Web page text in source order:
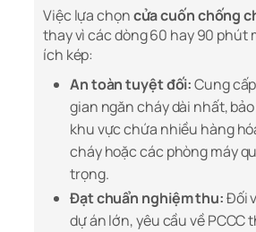
Việc lựa chọncửa cuốn chống
thay vì các dòng 60 hay 90 phút
ích kép:
An toàn tuyệt đối:Cung
gian ngăn cháy dài nhất,
khu vực chứa nhiều hàng
cháy hoặc các phòng máy
trọng.
Đạt chuẩn nghiệm thu:Đối
dự án lớn, yêu cầu về PCCC